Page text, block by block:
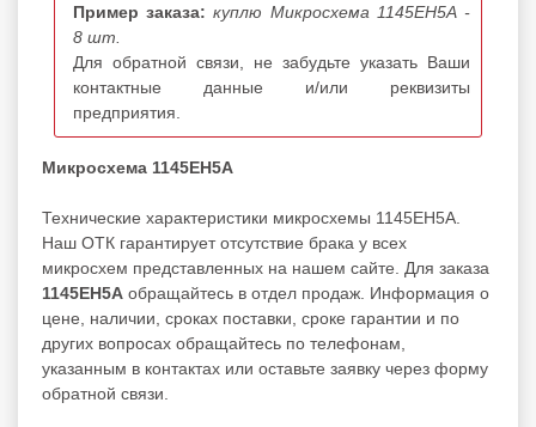
Пример заказа: куплю Микросхема 1145ЕН5А -
8 шт.
Для обратной связи, не забудьте указать Ваши
контактные данные и/или реквизиты
предприятия.
Микросхема 1145ЕН5А
Технические характеристики микросхемы 1145ЕН5А.
Наш ОТК гарантирует отсутствие брака у всех
микросхем представленных на нашем сайте. Для заказа
1145ЕН5А обращайтесь в отдел продаж. Информация о
цене, наличии, сроках поставки, сроке гарантии и по
других вопросах обращайтесь по телефонам,
указанным в контактах или оставьте заявку через форму
обратной связи.